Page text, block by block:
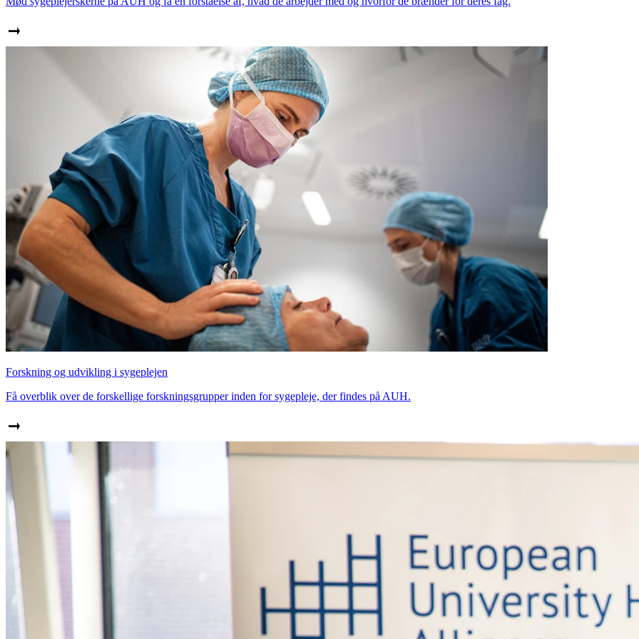
Forskning og udvikling i sygeplejen
Få overblik over de forskellige forskningsgrupper inden for sygepleje, der findes på AUH.